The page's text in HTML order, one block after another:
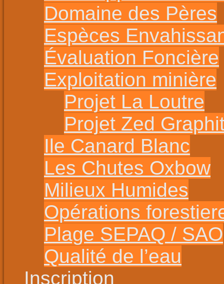
Domaine des Pères
Espèces
Évaluation Foncière
Exploitation minière
Projet La Loutre
Projet Zed
Ile Canard Blanc
Les Chutes Oxbow
Milieux Humides
Opérations
Plage SEPAQ / SAO
Qualité de l’eau
Inscription